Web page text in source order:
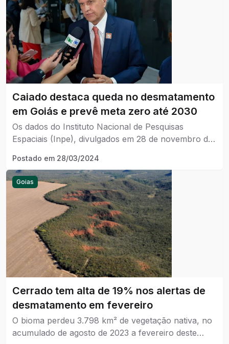
Caiado destaca queda no desmatamento
em Goiás e prevê meta zero até 2030
Os dados do Instituto Nacional de Pesquisas
Espaciais (Inpe), divulgados em 28 de novembro do
percentual de queda na supressão de vegetação
nativa entre todos os estados que possuem o bioma
Cerrado.
Postado em 28/03/2024
Goias
Cerrado tem alta de 19% nos alertas de
desmatamento em fevereiro
O bioma perdeu 3.798 km² de vegetação nativa, no
acumulado de agosto de 2023 a fevereiro deste